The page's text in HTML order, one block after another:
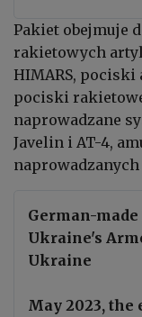
Pakiet obejmuje
rakietowych
HIMARS, pociski
pociski
naprowadzane
Javelin i AT-4,
German-
Ukraine's
Ukraine
May 2023,